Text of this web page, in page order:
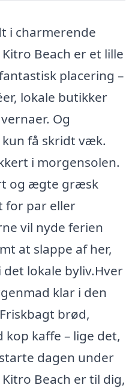
i charmerende
Beach er et lille
placering –
lokale butikker
Og
få skridt væk.
i morgensolen.
og ægte græsk
for par eller
vil nyde ferien
at slappe af her,
lokale byliv.Hver
klar i den
brød,
kaffe – lige det,
dagen under
Beach er til dig,